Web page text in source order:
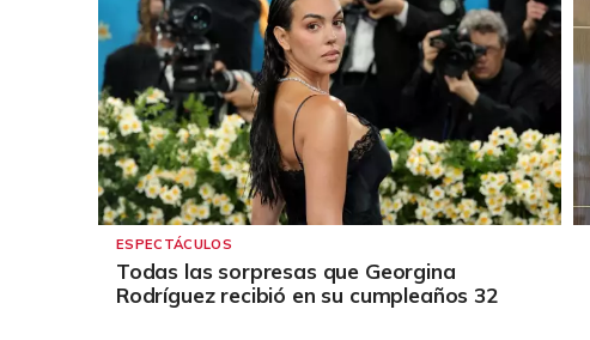
ESPECTÁCULOS
Todas las sorpresas que Georgina
Rodríguez recibió en su cumpleaños 32